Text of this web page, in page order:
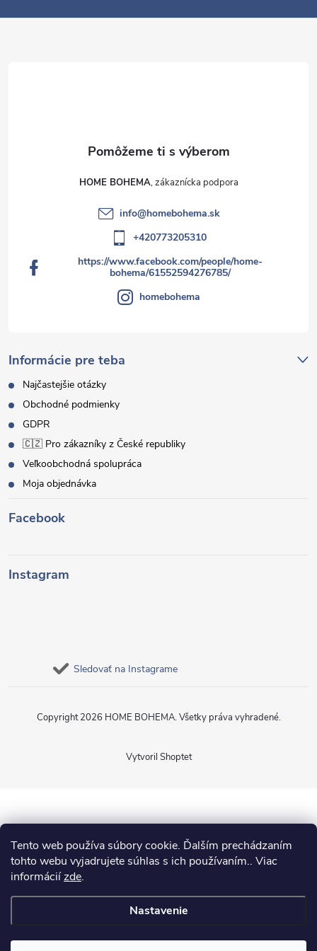
Tento web používa súbory cookie. Ďalším prechádzaním
tohto webu vyjadrujete súhlas s ich používaním.. Viac
informáciízde.
Nastavenie
e
Informácie pre teba
Najčastejšie otázky
Obchodné podmienky
GDPR
🇨🇿 Pro zákazníky z České republiky
Veľkoobchodná spolupráca
Moja objednávka
HOME BOHEMA
info@homebohema.sk
+420773205310
https://www.facebook.com/people/home-
bohema/61552594276785/
homebohema
Facebook
Instagram
Sledovať na Instagrame
Vytvoril Shoptet
Copyright 2026 HOME BOHEMA. Všetky práva vyhradené.